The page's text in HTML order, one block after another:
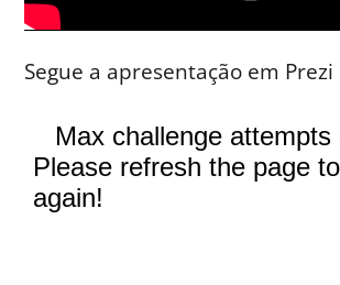
Segue a apresentação em